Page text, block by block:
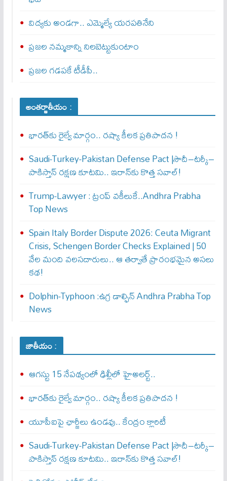
విద్యకు అండగా.. ఎమ్మెల్యే యరపతినేని
ప్రజల నమ్మకాన్ని నిలబెట్టుకుంటాం
ప్రజల గడపకే టీడీపీ..
అంతర్జాతీయం :
భారత్‌కు రైల్వే మార్గం.. రష్యా కీలక ప్రతిపాదన !
Saudi-Turkey-Pakistan Defense Pact |సౌదీ–టర్కీ–
పాకిస్తాన్ రక్షణ కూటమి.. ఇరాన్‌కు కొత్త సవాల్!
Trump-Lawyer : ట్రంప్ వ‌కీలుకే..Andhra Prabha
Top News
Spain Italy Border Dispute 2026: Ceuta Migrant
Crisis, Schengen Border Checks Explained | 50
వేల మంది వలసదారులు.. ఆ తర్వాతే ప్రారంభ‌మైన అసలు
కథ!
Dolphin-Typhoon :ఉగ్ర డాల్ఫిన్ Andhra Prabha Top
News
జాతీయం :
ఆగస్టు 15 నేపథ్యంలో ఢిల్లీలో హైఅలర్ట్..
భారత్‌కు రైల్వే మార్గం.. రష్యా కీలక ప్రతిపాదన !
యూపీఐపై ఛార్జీలు ఉండవు.. కేంద్రం క్లారిటీ
Saudi-Turkey-Pakistan Defense Pact |సౌదీ–టర్కీ–
పాకిస్తాన్ రక్షణ కూటమి.. ఇరాన్‌కు కొత్త సవాల్!